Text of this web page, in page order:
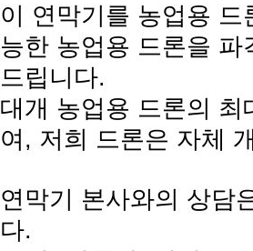
이 연막기를 농업용
능한 농업용 드론을
드립니다.
대개 농업용 드론의
여, 저희 드론은 자체
연막기 본사와의 상담
다.